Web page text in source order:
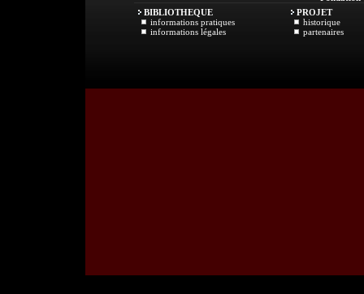
BIBLIOTHEQUE
informations pratiques
informations légales
PROJET
historique
partenaires